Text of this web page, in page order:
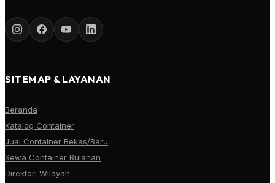
SITEMAP & LAYANAN
Beranda
Katalog Container
Jual Container Bekas/Baru
Sewa Container Bulanan
Direktori Wilayah